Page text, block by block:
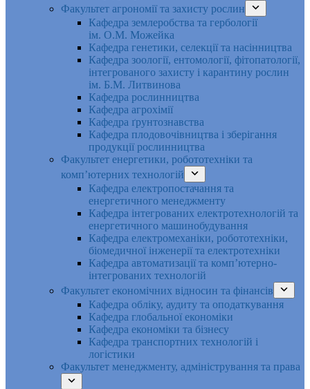
Факультет агрономії та захисту рослин
Кафедра землеробства та гербології
ім. О.М. Можейка
Кафедра генетики, селекції та насінництва
Кафедра зоології, ентомології, фітопатології,
інтегрованого захисту і карантину рослин
ім. Б.М. Литвинова
Кафедра рослинництва
Кафедра агрохімії
Кафедра ґрунтознавства
Кафедра плодовочівництва і зберігання
продукції рослинництва
Факультет енергетики, робототехніки та
комп’ютерних технологій
Кафедра електропостачання та
енергетичного менеджменту
Кафедра інтегрованих електротехнологій та
енергетичного машинобудування
Кафедра електромеханіки, робототехніки,
біомедичної інженерії та електротехніки
Кафедра автоматизації та комп’ютерно-
інтегрованих технологій
Факультет економічних відносин та фінансів
Кафедра обліку, аудиту та оподаткування
Кафедра глобальної економіки
Кафедра економіки та бізнесу
Кафедра транспортних технологій і
логістики
Факультет менеджменту, адміністрування та права